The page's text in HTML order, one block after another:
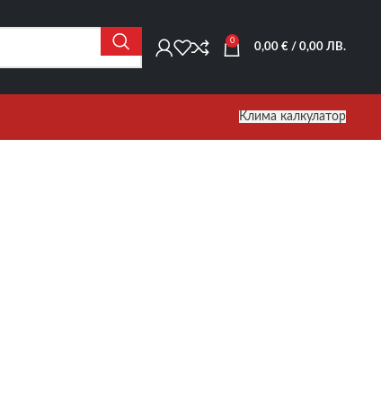
0
0,00€ / 0,00 ЛВ.
Клима калкулатор